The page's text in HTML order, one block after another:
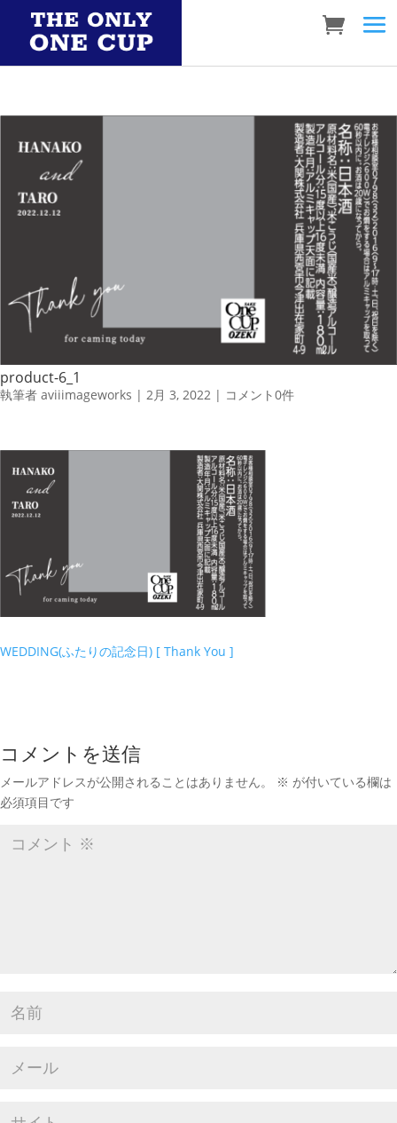
product-6_1
執筆者 aviiimageworks | 2月 3, 2022 | コメント0件
WEDDING(ふたりの記念日) [ Thank You ]
コメントを送信
メールアドレスが公開されることはありません。 ※ が付いている欄は
必須項目です